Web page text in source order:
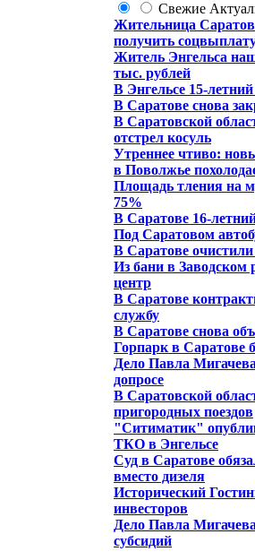
Свежие
Жительница
получить
Житель Энгельса
тыс. рублей
В Энгельсе 15-
В Саратове снова
В Саратовской
отстрел косуль
Утреннее чтиво:
в Поволжье
Площадь тления на
75%
В Саратове 16-
Под Саратовом
В Саратове
Из бани в Заводском
центр
В Саратове
службу
В Саратове снова
Горпарк в Саратове
Дело Павла
допросе
В Саратовской
пригородных поездов
"Ситиматик"
ТКО в Энгельсе
Суд в Саратове
вместо дизеля
Исторический
инвесторов
Дело Павла
субсидий